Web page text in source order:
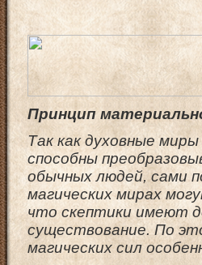
Принцип
Так как духовные
способны
обычных людей, сами
магических мирах
что скептики имеют
существование. По
магических сил